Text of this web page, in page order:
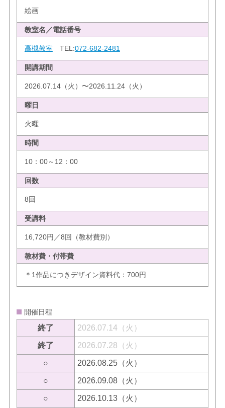
絵画
教室名／電話番号
高槻教室 TEL:072-682-2481
開講期間
2026.07.14（火）〜2026.11.24（火）
曜日
火曜
時間
10：00～12：00
回数
8回
受講料
16,720円／8回（教材費別）
教材費・付帯費
＊1作品につきデザイン資料代：700円
開催日程
終了 2026.07.14（火）
終了 2026.07.28（火）
○ 2026.08.25（火）
○ 2026.09.08（火）
○ 2026.10.13（火）